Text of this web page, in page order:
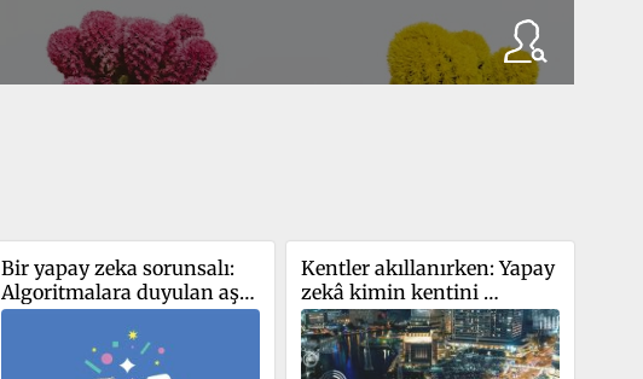
Bir yapay zeka sorunsalı:
Algoritmalara duyulan aşırı
güven
Kentler akıllanırken: Yapay
zekâ kimin kentini
kuracak?